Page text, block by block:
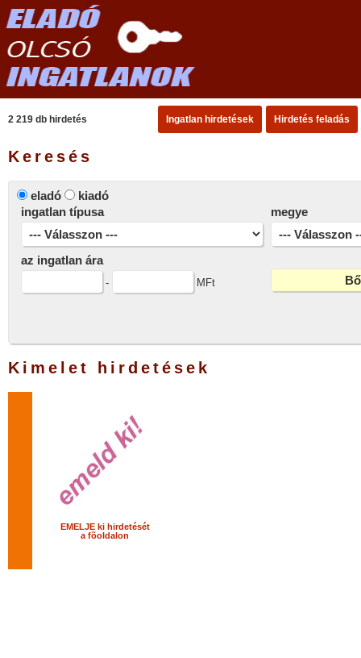
2 219 db hirdetés Ingatlan hirdetések Hirdetés feladás
Keresés
eladó
kiadó
ingatlan típusa
megye
az ingatlan ára
- MFt
Kimelet hirdetések
EMELJE ki hirdetését
a fõoldalon